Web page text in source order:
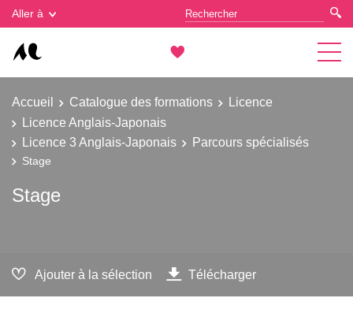
Aller à
Accueil Catalogue des formations
Licence
Licence Anglais-Japonais
Licence 3 Anglais-Japonais
Parcours spécialisés
Stage
Stage
Ajouter à la sélection Télécharger
Gestion des cookies